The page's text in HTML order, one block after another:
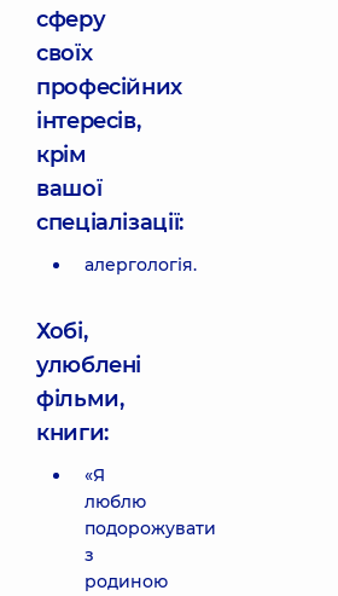
сферу
своїх
професійних
інтересів,
крім
вашої
спеціалізації:
алергологія.
Хобі,
улюблені
фільми,
книги:
«Я
люблю
подорожувати
з
родиною